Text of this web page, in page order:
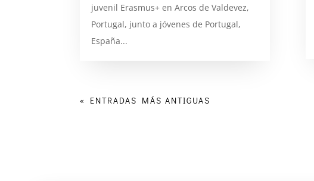
juvenil Erasmus+ en Arcos de Valdevez,
Portugal, junto a jóvenes de Portugal,
España...
« ENTRADAS MÁS ANTIGUAS